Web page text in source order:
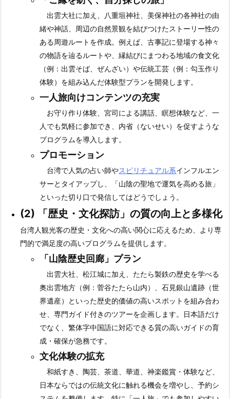
出雲大社に加え、八重垣神社、美保神社の各神社の由
緒や神話、周辺の自然景観を結びつけたストーリー性の
ある周遊ルートを作成。例えば、古事記に登場する神々
の物語を辿るルートや、縁結びにまつわる地域の食文化
（例：出雲そば、ぜんざい）や伝統工芸（例：勾玉作り
体験）を組み込んだ体験型プランを開発します。
一人旅向けコンテンツの充実
お守り作り体験、宮司による講話、瞑想体験など、一
人でも気軽に参加でき、内省（ないせい）を促すような
プログラムを導入します。
プロモーション
台湾で人気の占い師やスピリチュアル系インフルエン
サーとタイアップし、「山陰の聖地で運気を高める旅」
といった切り口で発信してはどうでしょう。
(2) 「歴史・文化探訪」の質の向上と多様化
台湾人観光客の歴史・文化への高い関心に応えるため、より専
門的で満足度の高いプログラムを提供します。
「山陰歴史回廊」プラン
出雲大社、松江城に加え、たたら製鉄の歴史を学べる
奥出雲地方（例：菅谷たたら山内）、石見銀山遺跡（世
界遺産）といった歴史的価値の高いスポットを組み合わ
せ、専門ガイド付きのツアーを企画します。日本語だけ
でなく、繁体字中国語に対応できる質の高いガイドの育
成・確保が急務です。
文化体験の拡充
和紙すき、陶芸、茶道、華道、神楽鑑賞・体験など、
日本ならではの伝統文化に触れる機会を増やし、予約シ